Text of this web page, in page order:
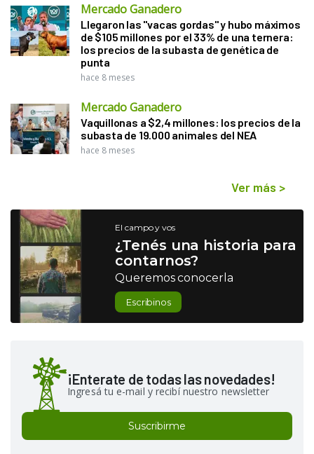
Mercado Ganadero
Llegaron las "vacas gordas" y hubo máximos
de $105 millones por el 33% de una ternera:
los precios de la subasta de genética de
punta
hace 8 meses
Mercado Ganadero
Vaquillonas a $2,4 millones: los precios de la
subasta de 19.000 animales del NEA
hace 8 meses
Ver más >
El campo y vos
¿Tenés una historia para
contarnos?
Queremos conocerla
Escribinos
¡Enterate de todas las novedades!
Ingresá tu e-mail y recibí nuestro newsletter
Suscribirme